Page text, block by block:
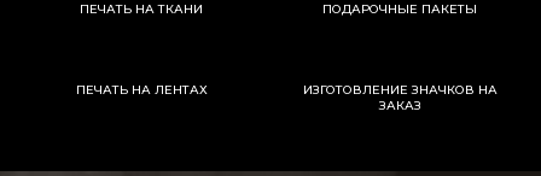
ПЕЧАТЬ НА ТКАНИ ПОДАРОЧНЫЕ ПАКЕТЫ
ПЕЧАТЬ НА ЛЕНТАХ
ИЗГОТОВЛЕНИЕ ЗНАЧКОВ НА
ЗАКАЗ